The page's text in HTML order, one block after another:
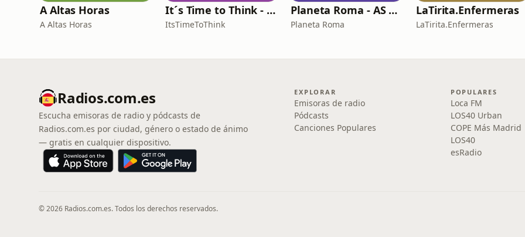
A Altas Horas
A Altas Horas
It´s Time to Think - ¿Nos paramos a pensar?
ItsTimeToThink
Planeta Roma - AS Roma Podcast en Español
Planeta Roma
LaTirita.Enfermeras
LaTirita.Enfermeras
Radios.com.es
Escucha emisoras de radio y pódcasts de
Radios.com.es por ciudad, género o estado de ánimo
— gratis en cualquier dispositivo.
EXPLORAR
Emisoras de radio
Pódcasts
Canciones Populares
POPULARES
Loca FM
LOS40 Urban
COPE Más Madrid
LOS40
esRadio
© 2026 Radios.com.es. Todos los derechos reservados.